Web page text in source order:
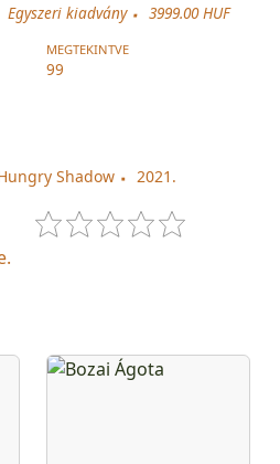
Egyszeri kiadvány 3999.00 HUF
MEGTEKINTVE
99
Shadow 2021.